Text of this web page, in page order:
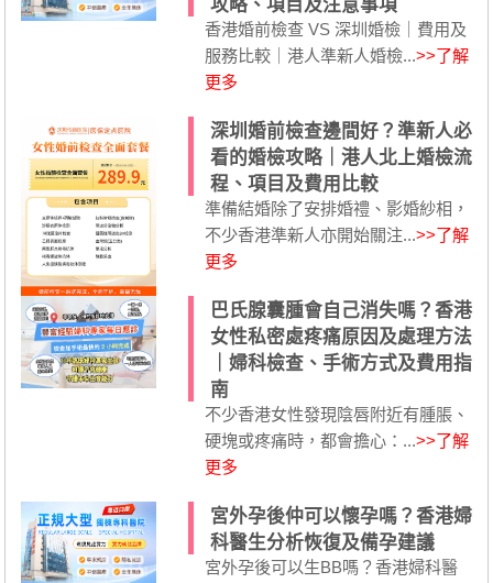
攻略、項目及注意事項
香港婚前檢查 VS 深圳婚檢｜費用及
服務比較｜港人準新人婚檢...>>了解
更多
深圳婚前檢查邊間好？準新人必
看的婚檢攻略｜港人北上婚檢流
程、項目及費用比較
準備結婚除了安排婚禮、影婚紗相，
不少香港準新人亦開始關注...>>了解
更多
巴氏腺囊腫會自己消失嗎？香港
女性私密處疼痛原因及處理方法
｜婦科檢查、手術方式及費用指
南
不少香港女性發現陰唇附近有腫脹、
硬塊或疼痛時，都會擔心：...>>了解
更多
宮外孕後仲可以懷孕嗎？香港婦
科醫生分析恢復及備孕建議
宮外孕後可以生BB嗎？香港婦科醫